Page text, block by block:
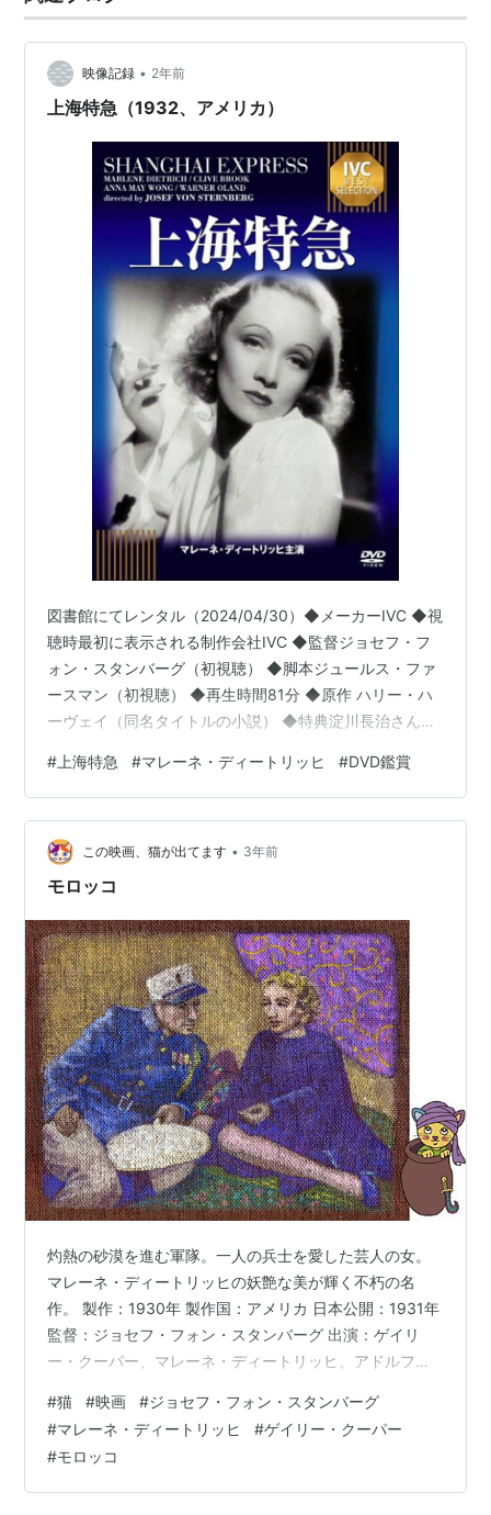
80日間世界一周
モンテカルロ物語（1957年）
情婦 （1957年）
黒い罠（1958年）
ニュールンベルグ裁判（1961年）
パリで一緒に（1963年）
ジャスト・ア・ジゴロ（1979年）
映像記録 • 2年前
上海特急（1932、アメリカ）
図書館にてレンタル（2024/04/30）◆メーカーIVC ◆視
聴時最初に表示される制作会社IVC ◆監督ジョセフ・フ
ォン・スタンバーグ（初視聴） ◆脚本ジュールス・ファ
ースマン（初視聴） ◆再生時間81分 ◆原作 ハリー・ハ
ーヴェイ（同名タイトルの小説） ◆特典淀川長治さんに
ら監督と主演女優ことばっか喋ってた(^_^;)。解説？ ◆に
ゃんこワンコの出番あり ◆知ってる人なし ◆顔か名前を
知ってる人マレーネ・ディートリッヒ ◆印象に残った
人、キャラなし ◆誰それに似てるのコーナー犬を連れた
御婦人 この方が最初バスケット持ってて、猫？って思っ
# 上海特急 #マレーネ・ディートリッヒ #DVD鑑賞
この映画、猫が出てます • 3年前
モロッコ
灼熱の砂漠を進む軍隊。一人の兵士を愛した芸人の女。
マレーネ・ディートリッヒの妖艶な美が輝く不朽の名
作。 製作：1930年 製作国：アメリカ 日本公開：1931年
監督：ジョセフ・フォン・スタンバーグ 出演：ゲイリ
ー・クーパー、マレーネ・ディートリッヒ、アドルフ・
ご覧いただけます） ◆◆ この映画の猫 ◆◆ 役：☆（ほ
んのチョイ役） 楽屋の格子窓の外にいる猫 名前：なし
色柄：黒 2023年9月8日（現地時間）の大地震の被害に
遭われたモロッコの皆様に、心よりお見舞い申し上げま
#猫 #映画 #ジョセフ・フォン・スタンバーグ
#マレーネ・ディートリッヒ #ゲイリー・クーパー
#モロッコ